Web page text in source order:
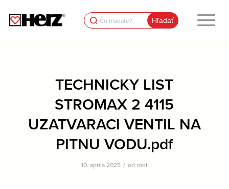
Search
for:
TECHNICKY LIST
STROMAX 2 4115
UZATVARACI VENTIL NA
PITNU VODU.pdf
10. apríla 2025 / od root